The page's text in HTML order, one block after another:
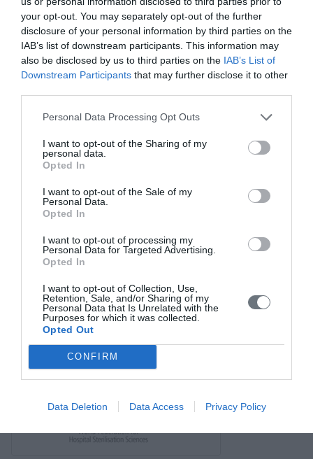
your opt-out. You may separately opt-out of the further
disclosure of your personal information by third parties on the
IAB’s list of downstream participants. This information may
also be disclosed by us to third parties on the IAB’s List of
Downstream Participants that may further disclose it to other
Personal Data Processing Opt Outs
I want to opt-out of the Sharing of my
personal data.
Opted In
I want to opt-out of the Sale of my
Personal Data.
Opted In
I want to opt-out of processing my
Personal Data for Targeted Advertising.
Opted In
I want to opt-out of Collection, Use,
Retention, Sale, and/or Sharing of my
Personal Data that Is Unrelated with the
Purposes for which it was collected.
Opted Out
CONFIRM
Data Deletion Data Access Privacy Policy
Οδηγίες για συγγραφείς
Εθνική Αναγνώριση
Τόμοι/Τεύχη
Ευρετήριο όρων
Σύνδεσμοι
Επικοινωνία